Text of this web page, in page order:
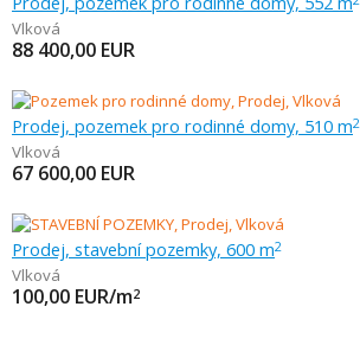
Vlková
88 400,00 EUR
Prodej, pozemek pro rodinné domy, 510 m2
Vlková
67 600,00 EUR
Prodej, stavební pozemky, 600 m2
Vlková
100,00 EUR/m2